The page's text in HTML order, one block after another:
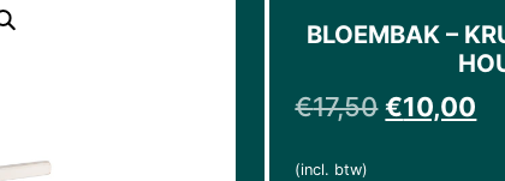
BLOEMBAK –
€17,50 €10,00
(incl. btw)